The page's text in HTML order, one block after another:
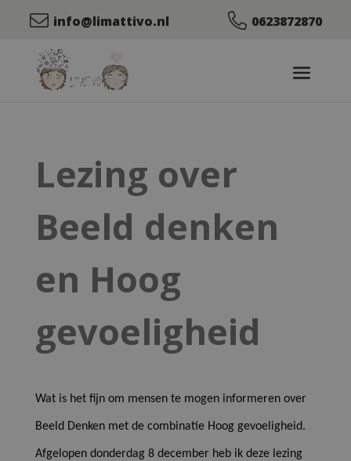
info@limattivo.nl 0623872870
Lezing over
Beeld denken
en Hoog
gevoeligheid
Wat is het fijn om mensen te mogen informeren over
Beeld Denken met de combinatie Hoog gevoeligheid.
Afgelopen donderdag 8 december heb ik deze lezing